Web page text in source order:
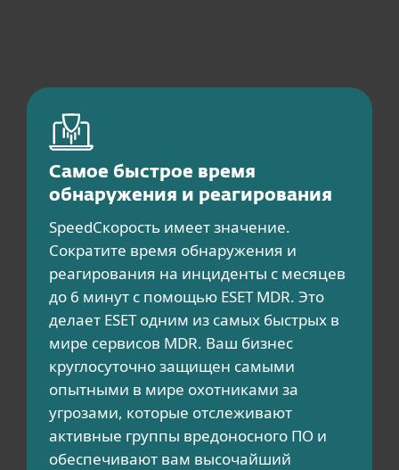
Самое быстрое время
обнаружения и реагирования
SpeedСкорость имеет значение.
Сократите время обнаружения и
реагирования на инциденты с месяцев
до 6 минут с помощью ESET MDR. Это
делает ESET одним из самых быстрых в
мире сервисов MDR. Ваш бизнес
круглосуточно защищен самыми
опытными в мире охотниками за
угрозами, которые отслеживают
активные группы вредоносного ПО и
обеспечивают вам высочайший